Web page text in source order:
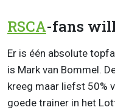
RSCA-fans
Er is één absolute
is Mark van Bommel.
kreeg maar liefst 50%
goede trainer in het